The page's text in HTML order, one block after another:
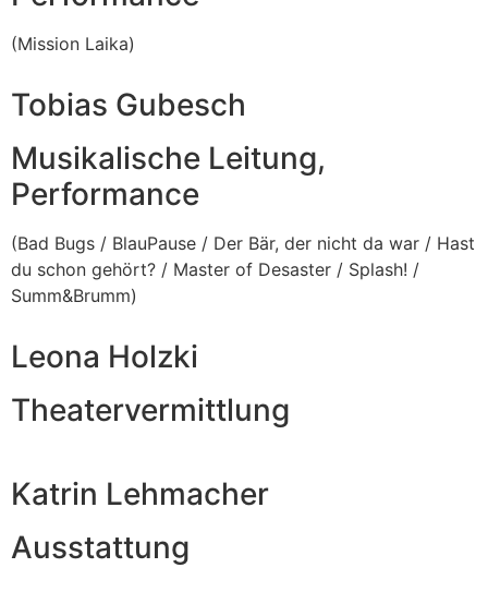
(Mission Laika)
Tobias Gubesch
Musikalische Leitung,
Performance
(Bad Bugs / BlauPause / Der Bär, der nicht da war / Hast
du schon gehört? / Master of Desaster / Splash! /
Summ&Brumm)
Leona Holzki
Theatervermittlung
Katrin Lehmacher
Ausstattung